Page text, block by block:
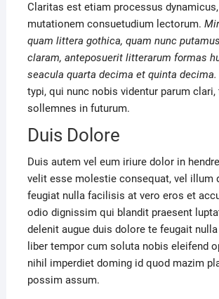
Claritas est etiam processus
mutationem consuetudium lectorum.
quam littera gothica, quam nunc
claram, anteposuerit litterarum formas
seacula quarta decima et quinta decima.
typi, qui nunc nobis videntur parum clari,
sollemnes in futurum.
Duis Dolore
Duis autem vel eum iriure dolor in
velit esse molestie consequat, vel illum
feugiat nulla facilisis at vero eros et
odio dignissim qui blandit praesent
delenit augue duis dolore te feugait
liber tempor cum soluta nobis eleifend
nihil imperdiet doming id quod mazim
possim assum.